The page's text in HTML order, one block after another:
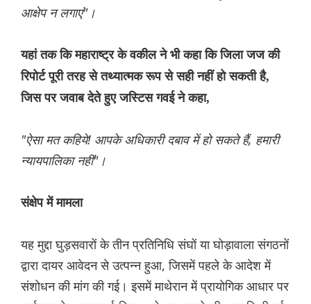
आक्षेप न लगाएं"।
यहां तक ​​कि महाराष्ट्र के वकील ने भी कहा कि जिला जज की
रिपोर्ट पूरी तरह से तथ्यात्मक रूप से सही नहीं हो सकती है,
जिस पर जवाब देते हुए जस्टिस गवई ने कहा,
"ऐसा मत कहिये! आपके अधिकारी दबाव में हो सकते हैं, हमारी
न्यायपालिका नहीं"।
संक्षेप में मामला
यह मुद्दा घुड़सवारों के तीन प्रतिनिधि संघों या घोड़ावाला संगठनों
द्वारा दायर आवेदन से उत्पन्न हुआ, जिसमें पहले के आदेश में
संशोधन की मांग की गई। इसमें माथेरान में प्रायोगिक आधार पर